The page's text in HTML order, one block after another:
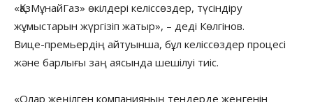
«ҚазМұнайГаз» өкілдері келіссөздер, түсіндіру
жұмыстарын жүргізіп жатыр», – деді Көлгінов.
Вице-премьердің айтуынша, бұл келіссөздер процесі
және барлығы заң аясында шешілуі тиіс.
«Олар жеңілген компанияның тендерде жеңгенін